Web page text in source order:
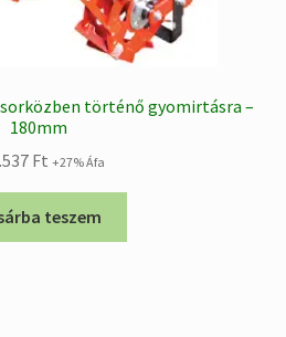
sorközben történő gyomirtásra –
180mm
Ft +27% Áfa
teszem